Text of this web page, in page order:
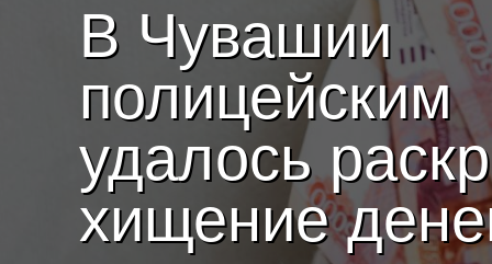
В Чувашии
полицейским
удалось
хищение